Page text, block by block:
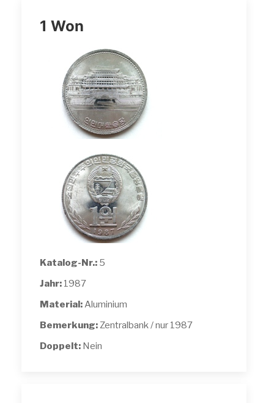
1 Won
Katalog-Nr.: 5
Jahr: 1987
Material:Aluminium
Bemerkung:Zentralbank / nur 1987
Doppelt: Nein